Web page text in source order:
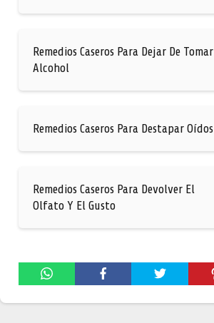
Remedios Caseros Para Dejar De Tomar
Alcohol
Remedios Caseros Para Destapar Oídos
Remedios Caseros Para Devolver El
Olfato Y El Gusto